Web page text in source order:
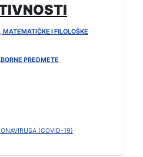
I FILOLOŠKE
PREDMETE
(COVID-19)